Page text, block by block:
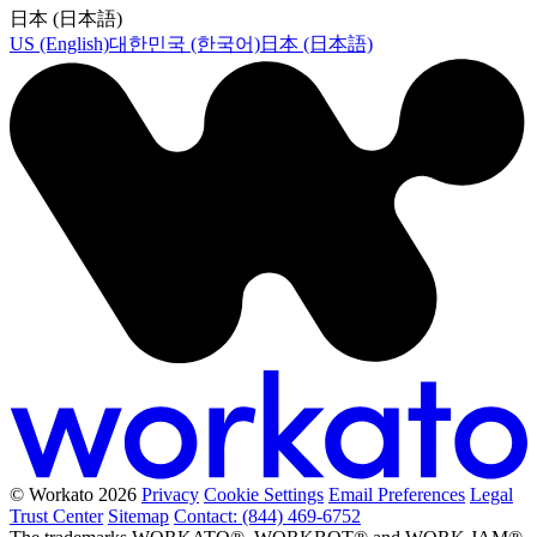
日本 (日本語)
US (English)대한민국 (한국어)日本 (日本語)
© Workato 2026 Privacy Cookie Settings Email Preferences Legal
Trust Center Sitemap Contact: (844) 469-6752